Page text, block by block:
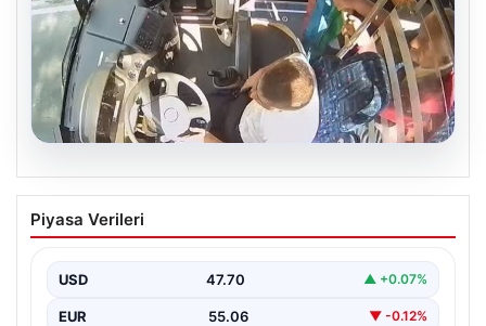
Trabzon’da Otobüste Fenalaşan
Yolcuya Şoförün Hızlı Müdahalesi
yaşındaki yolcu Hasan Öner’in hayatı, şoför Sinan
Erdoğan’ın…
Piyasa Verileri
USD 47.70 ▲ +0.07%
EUR 55.06 ▼ -0.12%